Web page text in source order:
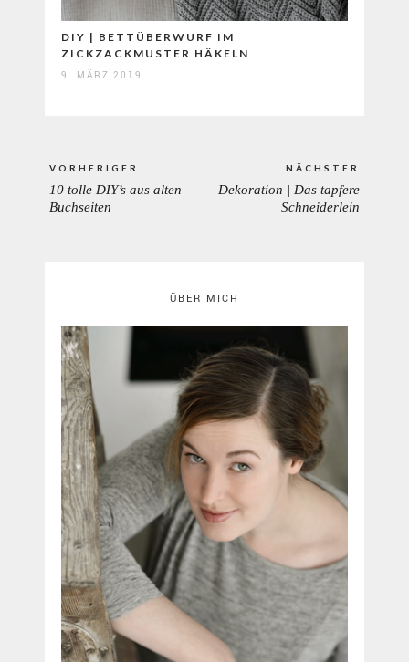
DIY | BETTÜBERWURF IM
ZICKZACKMUSTER HÄKELN
9. MÄRZ 2019
VORHERIGER
PREVIOUS
10 tolle DIY’s aus alten
Buchseiten
NÄCHSTER
Dekoration | Das tapfere
Schneiderlein
ÜBER MICH